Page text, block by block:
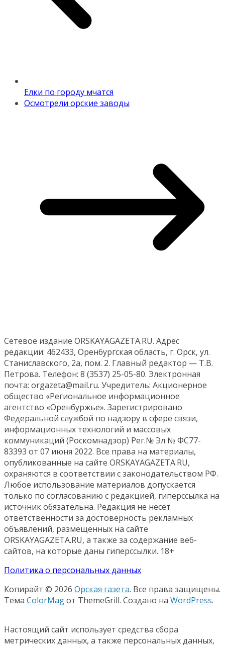
Елки по городу мчатся
Осмотрели орские заводы
Сетевое издание ORSKAYAGAZETA.RU. Адрес
редакции: 462433, Оренбургская область, г. Орск, ул.
Станиславского, 2а, пом. 2. Главный редактор — Т.В.
Петрова. Телефон: 8 (3537) 25-05-80. Электронная
почта: orgazeta@mail.ru. Учредитель: Акционерное
общество «Региональное информационное
агентство «Оренбуржье». Зарегистрировано
Федеральной службой по надзору в сфере связи,
информационных технологий и массовых
коммуникаций (Роскомнадзор) Рег.№ Эл № ФС77-
83393 от 07 июня 2022. Все права на материалы,
опубликованные на сайте ORSKAYAGAZETA.RU,
охраняются в соответствии с законодательством РФ.
Любое использование материалов допускается
только по согласованию с редакцией, гиперссылка на
источник обязательна. Редакция не несет
ответственности за достоверность рекламных
объявлений, размещенных на сайте
ORSKAYAGAZETA.RU, а также за содержание веб-
сайтов, на которые даны гиперссылки. 18+
Политика о персональных данных
Копирайт © 2026 Орская газета. Все права защищены.
Тема ColorMagот ThemeGrill. Создано на WordPress.
Настоящий сайт использует средства сбора
метрических данных, а также персональных данных,